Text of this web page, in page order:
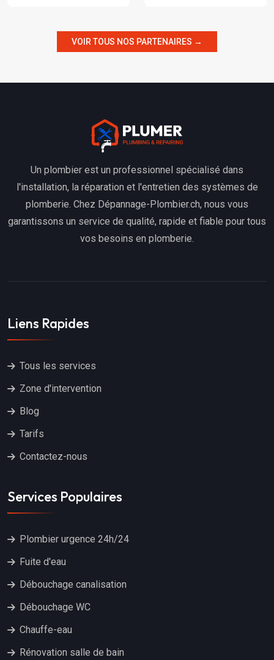
VOIR TOUS NOS PARTENAIRES →
Un plombier est un professionnel spécialisé dans
l'installation, la réparation et l'entretien des systèmes de
plomberie. Chez Dépannage-Plombier.ch, nous vous
garantissons un service de qualité, rapide et fiable pour tous
vos besoins en plomberie.
Liens Rapides
Tous les services
Zone d'intervention
Blog
Tarifs
Contactez-nous
Services Populaires
Plombier urgence 24h/24
Fuite d'eau
Débouchage canalisation
Débouchage WC
Chauffe-eau
Rénovation salle de bain